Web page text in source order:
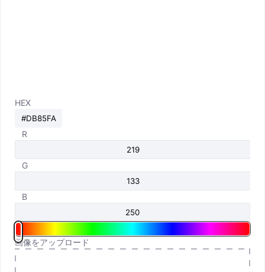
HEX
R
G
B
画像をアップロード